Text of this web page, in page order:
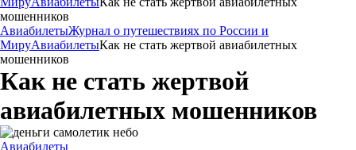
мошенников
АвиабилетыЖурнал о путешествиях по России и
МируАвиабилетыКак не стать жертвой авиабилетных
мошенников
Как не стать жертвой
авиабилетных мошенников
Авиабилеты